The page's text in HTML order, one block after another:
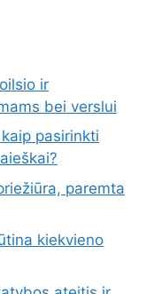
ir
bei verslui
pasirinkti
paremta
kiekvieno